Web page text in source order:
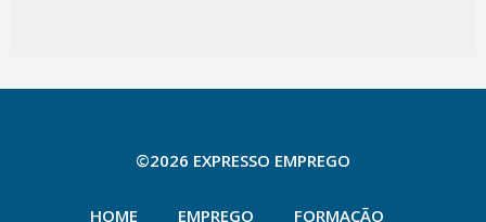
©2026 EXPRESSO EMPREGO
HOME EMPREGO FORMAÇÃO